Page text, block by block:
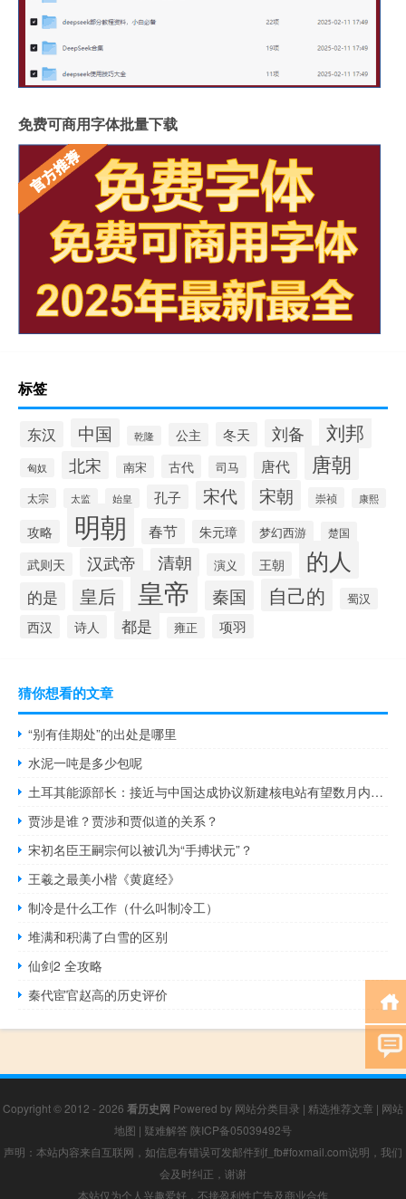
免费可商用字体批量下载
标签
东汉 中国 乾隆 公主 冬天 刘备 刘邦
匈奴 北宋 南宋 古代 司马 唐代 唐朝
太宗 太监 始皇 孔子 宋代 宋朝 崇祯 康熙
攻略 明朝 春节 朱元璋 梦幻西游 楚国
武则天 汉武帝 清朝 演义 王朝 的人
的是 皇后 皇帝 秦国 自己的 蜀汉
西汉 诗人 都是 雍正 项羽
猜你想看的文章
“别有佳期处”的出处是哪里
水泥一吨是多少包呢
土耳其能源部长：接近与中国达成协议新建核电站有望数月内敲定方案
贾涉是谁？贾涉和贾似道的关系？
宋初名臣王嗣宗何以被讥为“手搏状元”？
王羲之最美小楷《黄庭经》
制冷是什么工作（什么叫制冷工）
堆满和积满了白雪的区别
仙剑2 全攻略
秦代宦官赵高的历史评价
Copyright © 2012 - 2026 看历史网 Powered by 网站分类目录 | 精选推荐文章 | 网站
地图 | 疑难解答 陕ICP备05039492号
声明：本站内容来自互联网，如信息有错误可发邮件到f_fb#foxmail.com说明，我们
会及时纠正，谢谢
本站仅为个人兴趣爱好，不接盈利性广告及商业合作